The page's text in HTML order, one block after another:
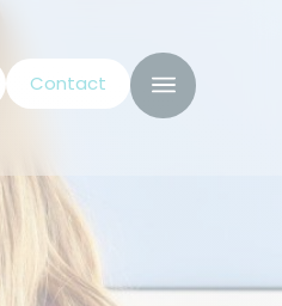
Contact